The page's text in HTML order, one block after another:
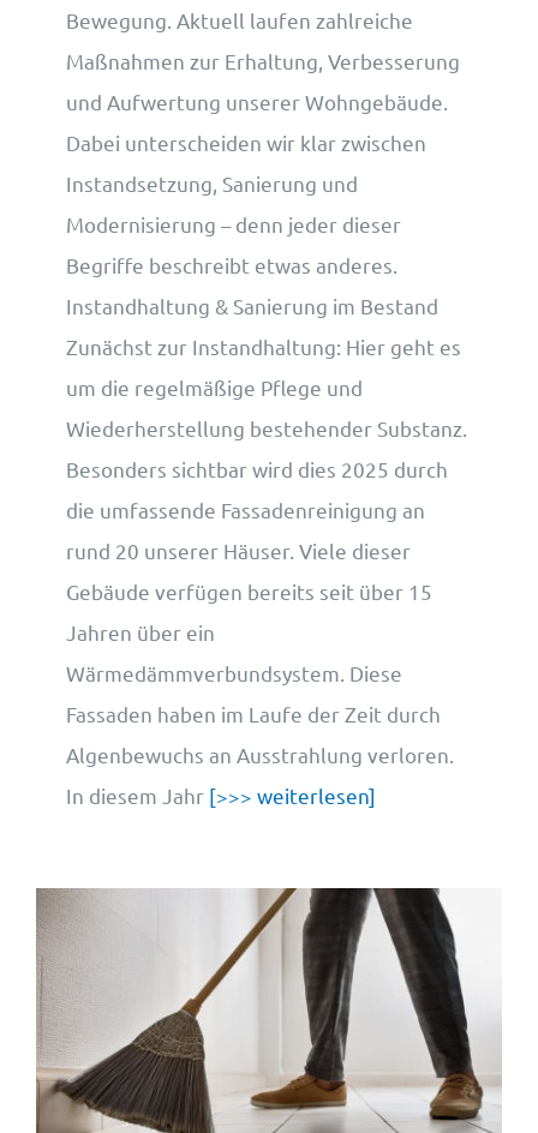
Bewegung. Aktuell laufen zahlreiche
Maßnahmen zur Erhaltung, Verbesserung
und Aufwertung unserer Wohngebäude.
Dabei unterscheiden wir klar zwischen
Instandsetzung, Sanierung und
Modernisierung – denn jeder dieser
Begriffe beschreibt etwas anderes.
Instandhaltung & Sanierung im Bestand
Zunächst zur Instandhaltung: Hier geht es
um die regelmäßige Pflege und
Wiederherstellung bestehender Substanz.
Besonders sichtbar wird dies 2025 durch
die umfassende Fassadenreinigung an
rund 20 unserer Häuser. Viele dieser
Gebäude verfügen bereits seit über 15
Jahren über ein
Wärmedämmverbundsystem. Diese
Fassaden haben im Laufe der Zeit durch
Algenbewuchs an Ausstrahlung verloren.
In diesem Jahr [>>> weiterlesen]